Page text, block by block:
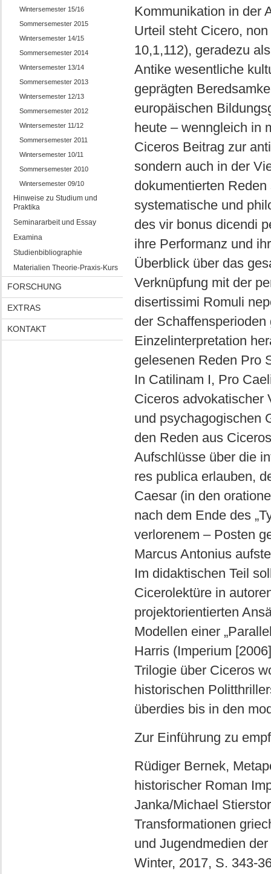
Wintersemester 15/16
Sommersemester 2015
Wintersemester 14/15
Sommersemester 2014
Wintersemester 13/14
Sommersemester 2013
Wintersemester 12/13
Sommersemester 2012
Wintersemester 11/12
Sommersemester 2011
Wintersemester 10/11
Sommersemester 2010
Wintersemester 09/10
Hinweise zu Studium und
Praktika
Seminararbeit und Essay
Examina
Studienbibliographie
Materialien Theorie-Praxis-Kurs
FORSCHUNG
EXTRAS
KONTAKT
Kommunikation in der
Urteil steht Cicero,
10,1,112), geradezu
Antike wesentliche
geprägten
europäischen
heute – wenngleich in
Ciceros Beitrag zur
sondern auch in der
dokumentierten
systematische und
des vir bonus dicendi
ihre Performanz und
Überblick über das
Verknüpfung mit der
disertissimi Romuli
der
Einzelinterpretation
gelesenen Reden Pro
In Catilinam I, Pro
Ciceros advokatischer
und psychagogischen
den Reden aus
Aufschlüsse über die
res publica erlauben,
Caesar (in den
nach dem Ende des
verlorenem – Posten
Marcus Antonius
Im didaktischen Teil
Cicerolektüre in
projektorientierten
Modellen einer
Harris (Imperium
Trilogie über Ciceros
historischen
überdies bis in den
Zur Einführung zu
Rüdiger Bernek,
historischer Roman
Janka/Michael
Transformationen
und Jugendmedien
Winter, 2017, S. 343-